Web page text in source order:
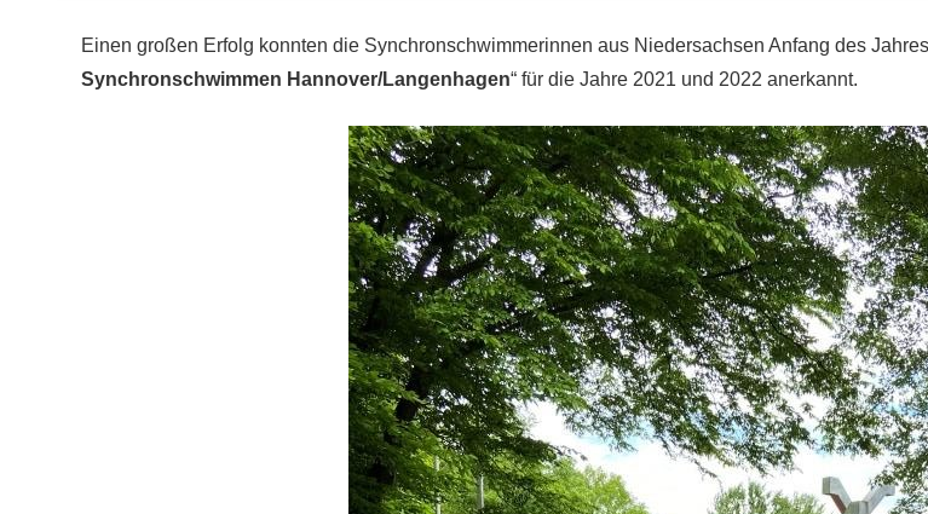
Einen großen Erfolg konnten die Synchronschwimmerinnen aus Niedersachsen Anfang des
Synchronschwimmen Hannover/Langenhagen“ für die Jahre 2021 und 2022 anerkannt.